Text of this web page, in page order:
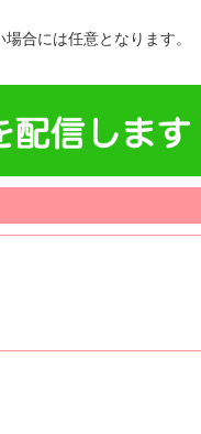
合には任意となります。